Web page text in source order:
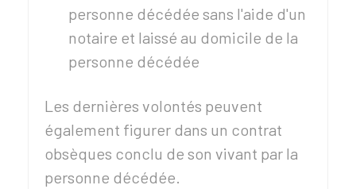
personne décédée sans l'aide d'un
notaire et laissé au domicile de la
personne décédée
Les dernières volontés peuvent
également figurer dans un contrat
obsèques conclu de son vivant par la
personne décédée.